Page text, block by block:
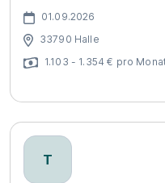
01.09.2026
33790 Halle
1.103 - 1.354 € pro
T